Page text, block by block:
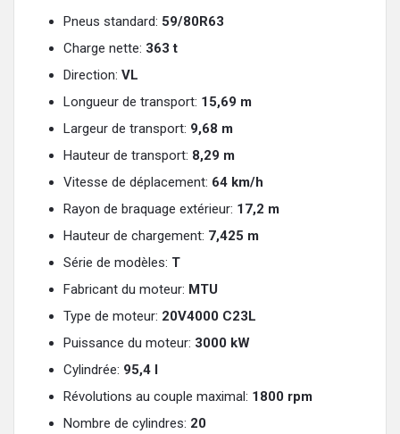
Pneus standard: 59/80R63
Charge nette: 363 t
Direction: VL
Longueur de transport: 15,69 m
Largeur de transport: 9,68 m
Hauteur de transport: 8,29 m
Vitesse de déplacement: 64 km/h
Rayon de braquage extérieur: 17,2 m
Hauteur de chargement: 7,425 m
Série de modèles: T
Fabricant du moteur: MTU
Type de moteur: 20V4000 C23L
Puissance du moteur: 3000 kW
Cylindrée: 95,4 l
Révolutions au couple maximal: 1800 rpm
Nombre de cylindres: 20